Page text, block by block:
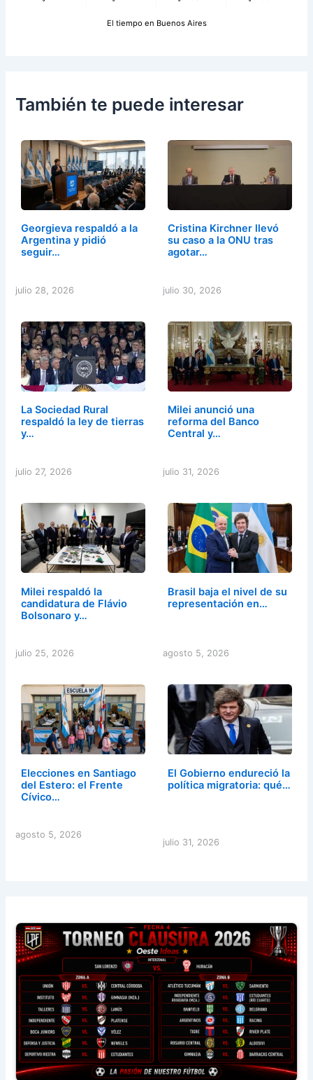
El tiempo en Buenos Aires
También te puede interesar
Georgieva respaldó a la
Argentina y pidió
seguir…
julio 28, 2026
Cristina Kirchner llevó
su caso a la ONU tras
agotar…
julio 30, 2026
La Sociedad Rural
respaldó la ley de tierras
y…
julio 27, 2026
Milei anunció una
reforma del Banco
Central y…
julio 31, 2026
Milei respaldó la
candidatura de Flávio
Bolsonaro y…
julio 25, 2026
Brasil baja el nivel de su
representación en…
agosto 5, 2026
Elecciones en Santiago
del Estero: el Frente
Cívico…
agosto 5, 2026
El Gobierno endureció la
política migratoria: qué…
julio 31, 2026